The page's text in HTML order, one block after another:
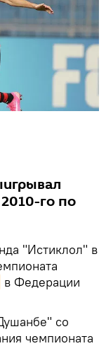
го по
"Истиклол" в
в Федерации
со
чемпионата